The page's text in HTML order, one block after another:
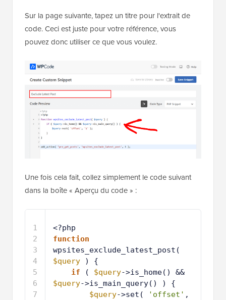
Sur la page suivante, tapez un titre pour l'extrait de
code. Ceci est juste pour votre référence, vous
pouvez donc utiliser ce que vous voulez.
Une fois cela fait, collez simplement le code suivant
dans la boîte « Aperçu du code » :
1
2
3
4
<?php
function
$query
) {
if
( $query
$query->is_main_query() ) {
$query->set( 'offset'